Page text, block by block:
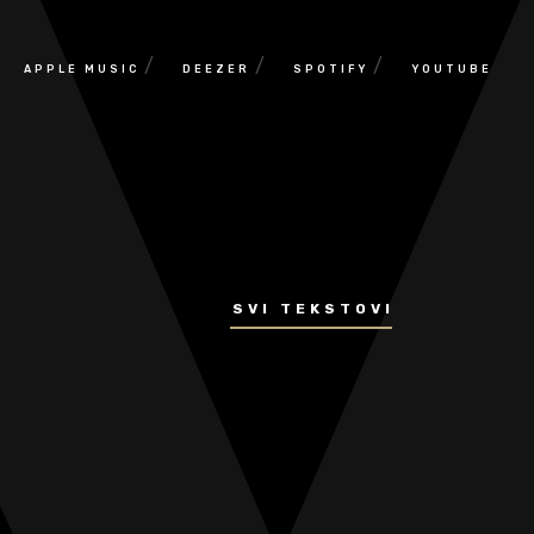
APPLE MUSIC / DEEZER / SPOTIFY / YOUTUBE
SVI TEKSTOVI